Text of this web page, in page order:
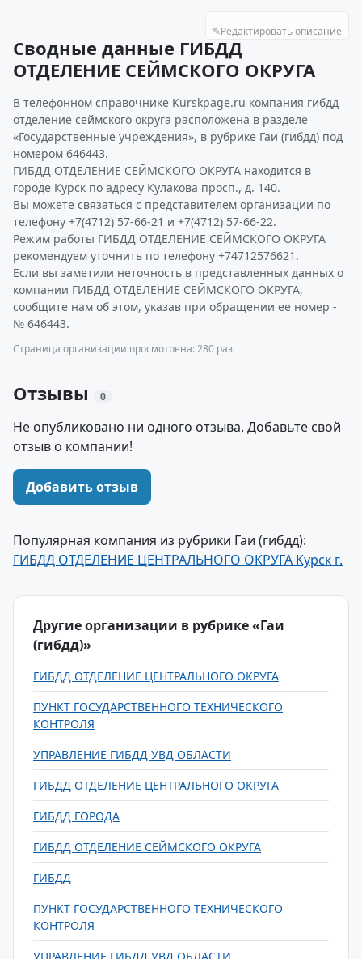
✎Редактировать описание
Сводные данные ГИБДД
ОТДЕЛЕНИЕ СЕЙМСКОГО ОКРУГА
В телефонном справочнике Kurskpage.ru компания гибдд
отделение сеймского округа расположена в разделе
«Государственные учреждения», в рубрике Гаи (гибдд) под
номером 646443.
ГИБДД ОТДЕЛЕНИЕ СЕЙМСКОГО ОКРУГА находится в
городе Курск по адресу Кулакова просп., д. 140.
Вы можете связаться с представителем организации по
телефону +7(4712) 57-66-21 и +7(4712) 57-66-22.
Режим работы ГИБДД ОТДЕЛЕНИЕ СЕЙМСКОГО ОКРУГА
рекомендуем уточнить по телефону +74712576621.
Если вы заметили неточность в представленных данных о
компании ГИБДД ОТДЕЛЕНИЕ СЕЙМСКОГО ОКРУГА,
сообщите нам об этом, указав при обращении ее номер -
№ 646443.
Страница организации просмотрена: 280 раз
Отзывы 0
Не опубликовано ни одного отзыва. Добавьте свой
отзыв о компании!
Добавить отзыв
Популярная компания из рубрики Гаи (гибдд):
ГИБДД ОТДЕЛЕНИЕ ЦЕНТРАЛЬНОГО ОКРУГА Курск г.
Другие организации в рубрике «Гаи
(гибдд)»
ГИБДД ОТДЕЛЕНИЕ ЦЕНТРАЛЬНОГО ОКРУГА
ПУНКТ ГОСУДАРСТВЕННОГО ТЕХНИЧЕСКОГО
КОНТРОЛЯ
УПРАВЛЕНИЕ ГИБДД УВД ОБЛАСТИ
ГИБДД ОТДЕЛЕНИЕ ЦЕНТРАЛЬНОГО ОКРУГА
ГИБДД ГОРОДА
ГИБДД ОТДЕЛЕНИЕ СЕЙМСКОГО ОКРУГА
ГИБДД
ПУНКТ ГОСУДАРСТВЕННОГО ТЕХНИЧЕСКОГО
КОНТРОЛЯ